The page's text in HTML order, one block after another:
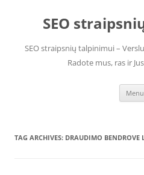
contentSEO
SEO straipsnių talpinimui –
Radote mus, ras ir
Menu
TAG ARCHIVES: DRAUDIMO BENDROVE